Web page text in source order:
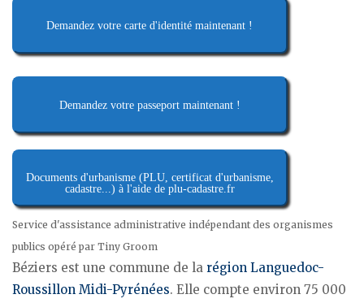
Demandez votre carte d'identité maintenant !
Demandez votre passeport maintenant !
Documents d'urbanisme (PLU, certificat d'urbanisme,
cadastre...) à l'aide de plu-cadastre.fr
Service d'assistance administrative indépendant des organismes
publics opéré par Tiny Groom
Béziers est une commune de la région Languedoc-
Roussillon Midi-Pyrénées. Elle compte environ 75 000